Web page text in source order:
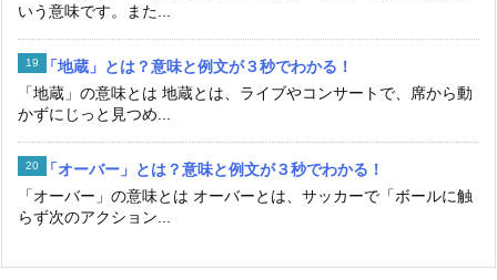
いう意味です。また...
「地蔵」とは？意味と例文が３秒でわかる！
「地蔵」の意味とは 地蔵とは、ライブやコンサートで、席から動
かずにじっと見つめ...
「オーバー」とは？意味と例文が３秒でわかる！
「オーバー」の意味とは オーバーとは、サッカーで「ボールに触
らず次のアクション...